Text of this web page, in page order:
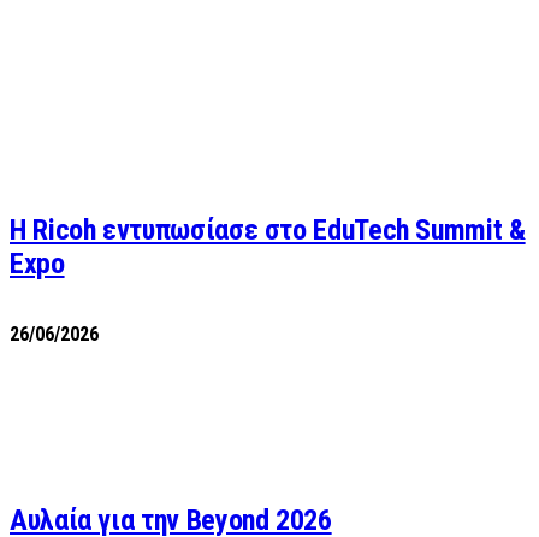
Η Ricoh εντυπωσίασε στο EduTech Summit &
Expo
26/06/2026
Αυλαία για την Beyond 2026